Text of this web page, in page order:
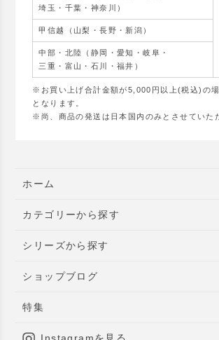
埼玉・千葉・神奈川）
甲信越（山梨・長野・新潟）
中部・北陸（静岡・愛知・岐阜・
三重・富山・石川・福井）
※お買い上げ合計金額が5,000円以上(税込)の
となります。
※尚、商品の発送は日本国内のみとさせていた
ホーム
カテゴリーから探す
シリーズから探す
ショップブログ
特集